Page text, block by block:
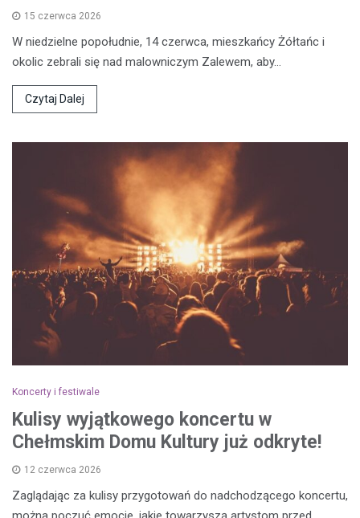
15 czerwca 2026
W niedzielne popołudnie, 14 czerwca, mieszkańcy Żółtańc i
okolic zebrali się nad malowniczym Zalewem, aby…
Czytaj Dalej
Koncerty i festiwale
Kulisy wyjątkowego koncertu w
Chełmskim Domu Kultury już odkryte!
12 czerwca 2026
Zaglądając za kulisy przygotowań do nadchodzącego koncertu,